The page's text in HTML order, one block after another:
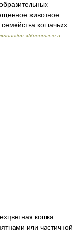
животное
кошачьих.
«Животные в
кошка
или частичной